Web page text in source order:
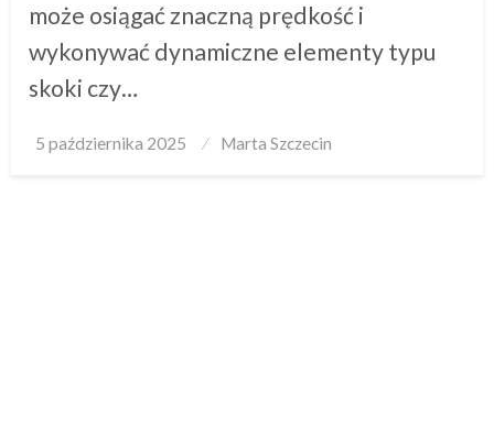
może osiągać znaczną prędkość i
wykonywać dynamiczne elementy typu
skoki czy…
Posted
5 października 2025 Marta Szczecin